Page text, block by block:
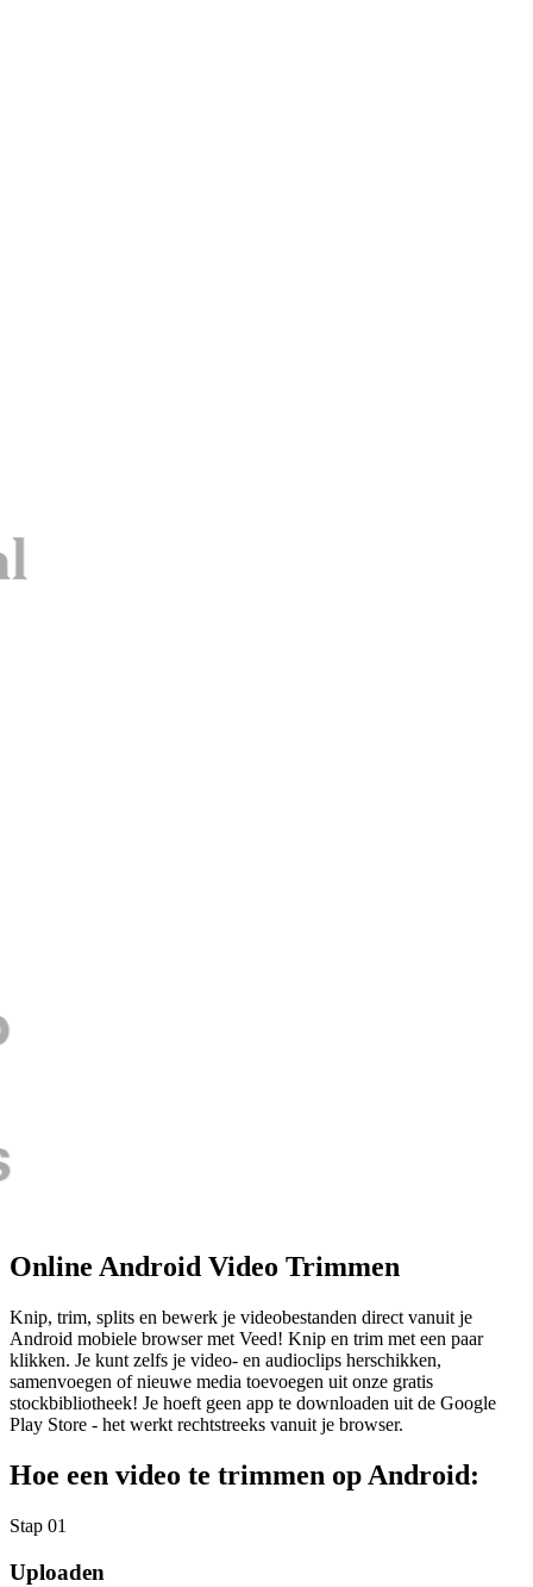
Online Android Video Trimmen
Knip, trim, splits en bewerk je videobestanden direct vanuit je
Android mobiele browser met Veed! Knip en trim met een paar
klikken. Je kunt zelfs je video- en audioclips herschikken,
samenvoegen of nieuwe media toevoegen uit onze gratis
stockbibliotheek! Je hoeft geen app te downloaden uit de Google
Play Store - het werkt rechtstreeks vanuit je browser.
Hoe een video te trimmen op Android:
Stap 01
Uploaden